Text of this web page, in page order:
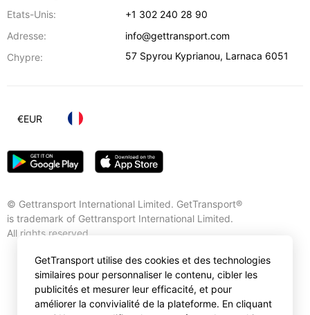
Etats-Unis:
+1 302 240 28 90
Adresse:
info@gettransport.com
Chypre:
57 Spyrou Kyprianou, Larnaca 6051
© Gettransport International Limited. GetTransport®
is trademark of Gettransport International Limited.
All rights reserved.
€EUR
GetTransport utilise des cookies et des technologies
similaires pour personnaliser le contenu, cibler les
publicités et mesurer leur efficacité, et pour
améliorer la convivialité de la plateforme. En cliquant